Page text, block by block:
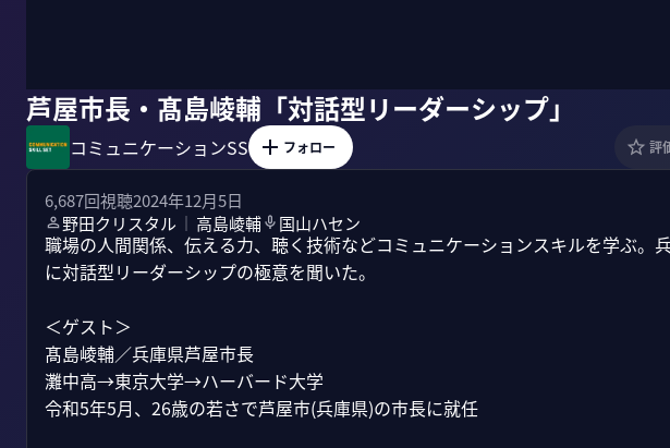
芦屋市長・髙島崚輔「対話型リーダーシップ」
コミュニケーションSS フォロー 評
6,687回視聴2024年12月5日
野田クリスタル ｜ 高島崚輔 国山ハセン
職場の人間関係、伝える力、聴く技術などコミュニケーションスキルを学ぶ。
に対話型リーダーシップの極意を聞いた。
＜ゲスト＞
髙島崚輔／兵庫県芦屋市長
灘中高→東京大学→ハーバード大学
令和5年5月、26歳の若さで芦屋市(兵庫県)の市長に就任